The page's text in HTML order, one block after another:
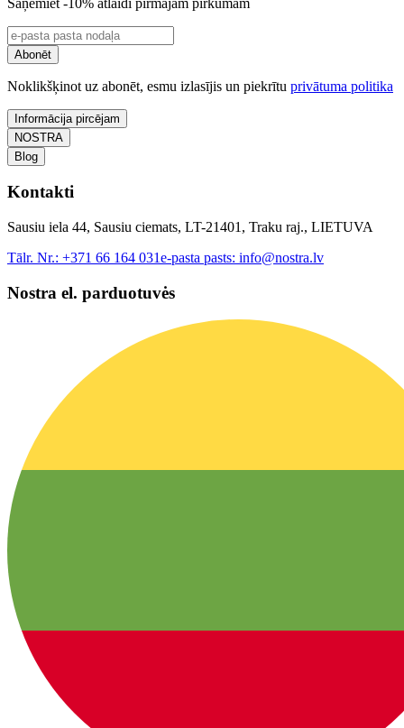
Abonēt
Noklikšķinot uz abonēt, esmu izlasījis un piekrītu privātuma politika
Informācija pircējam
NOSTRA
Blog
Kontakti
Sausiu iela 44, Sausiu ciemats, LT-21401, Traku raj., LIETUVA
Tālr. Nr.: +371 66 164 031e-pasta pasts: info@nostra.lv
Nostra el. parduotuvės